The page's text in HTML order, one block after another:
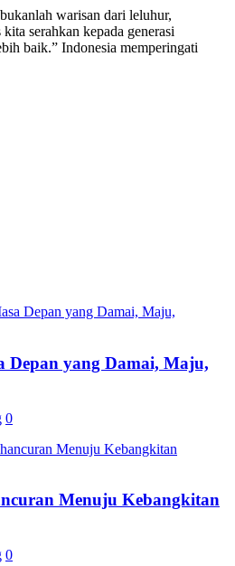
warisan dari leluhur,
serahkan kepada generasi
baik.” Indonesia memperingati
Depan yang Damai, Maju,
0
Menuju Kebangkitan
0